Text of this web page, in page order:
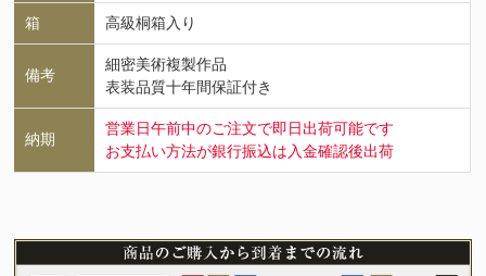
箱 高級桐箱入り
備考
細密美術複製作品
表装品質十年間保証付き
納期
営業日午前中のご注文で即日出荷可能です
お支払い方法が銀行振込は入金確認後出荷